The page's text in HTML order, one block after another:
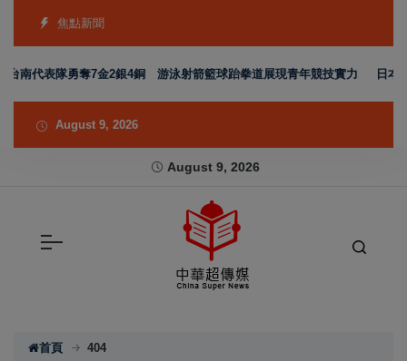
焦點新聞
台南代表隊勇奪7金2銀4銅 游泳射箭籃球跆拳道展現青年競技實力 日本
August 9, 2026
August 9, 2026
首頁 404